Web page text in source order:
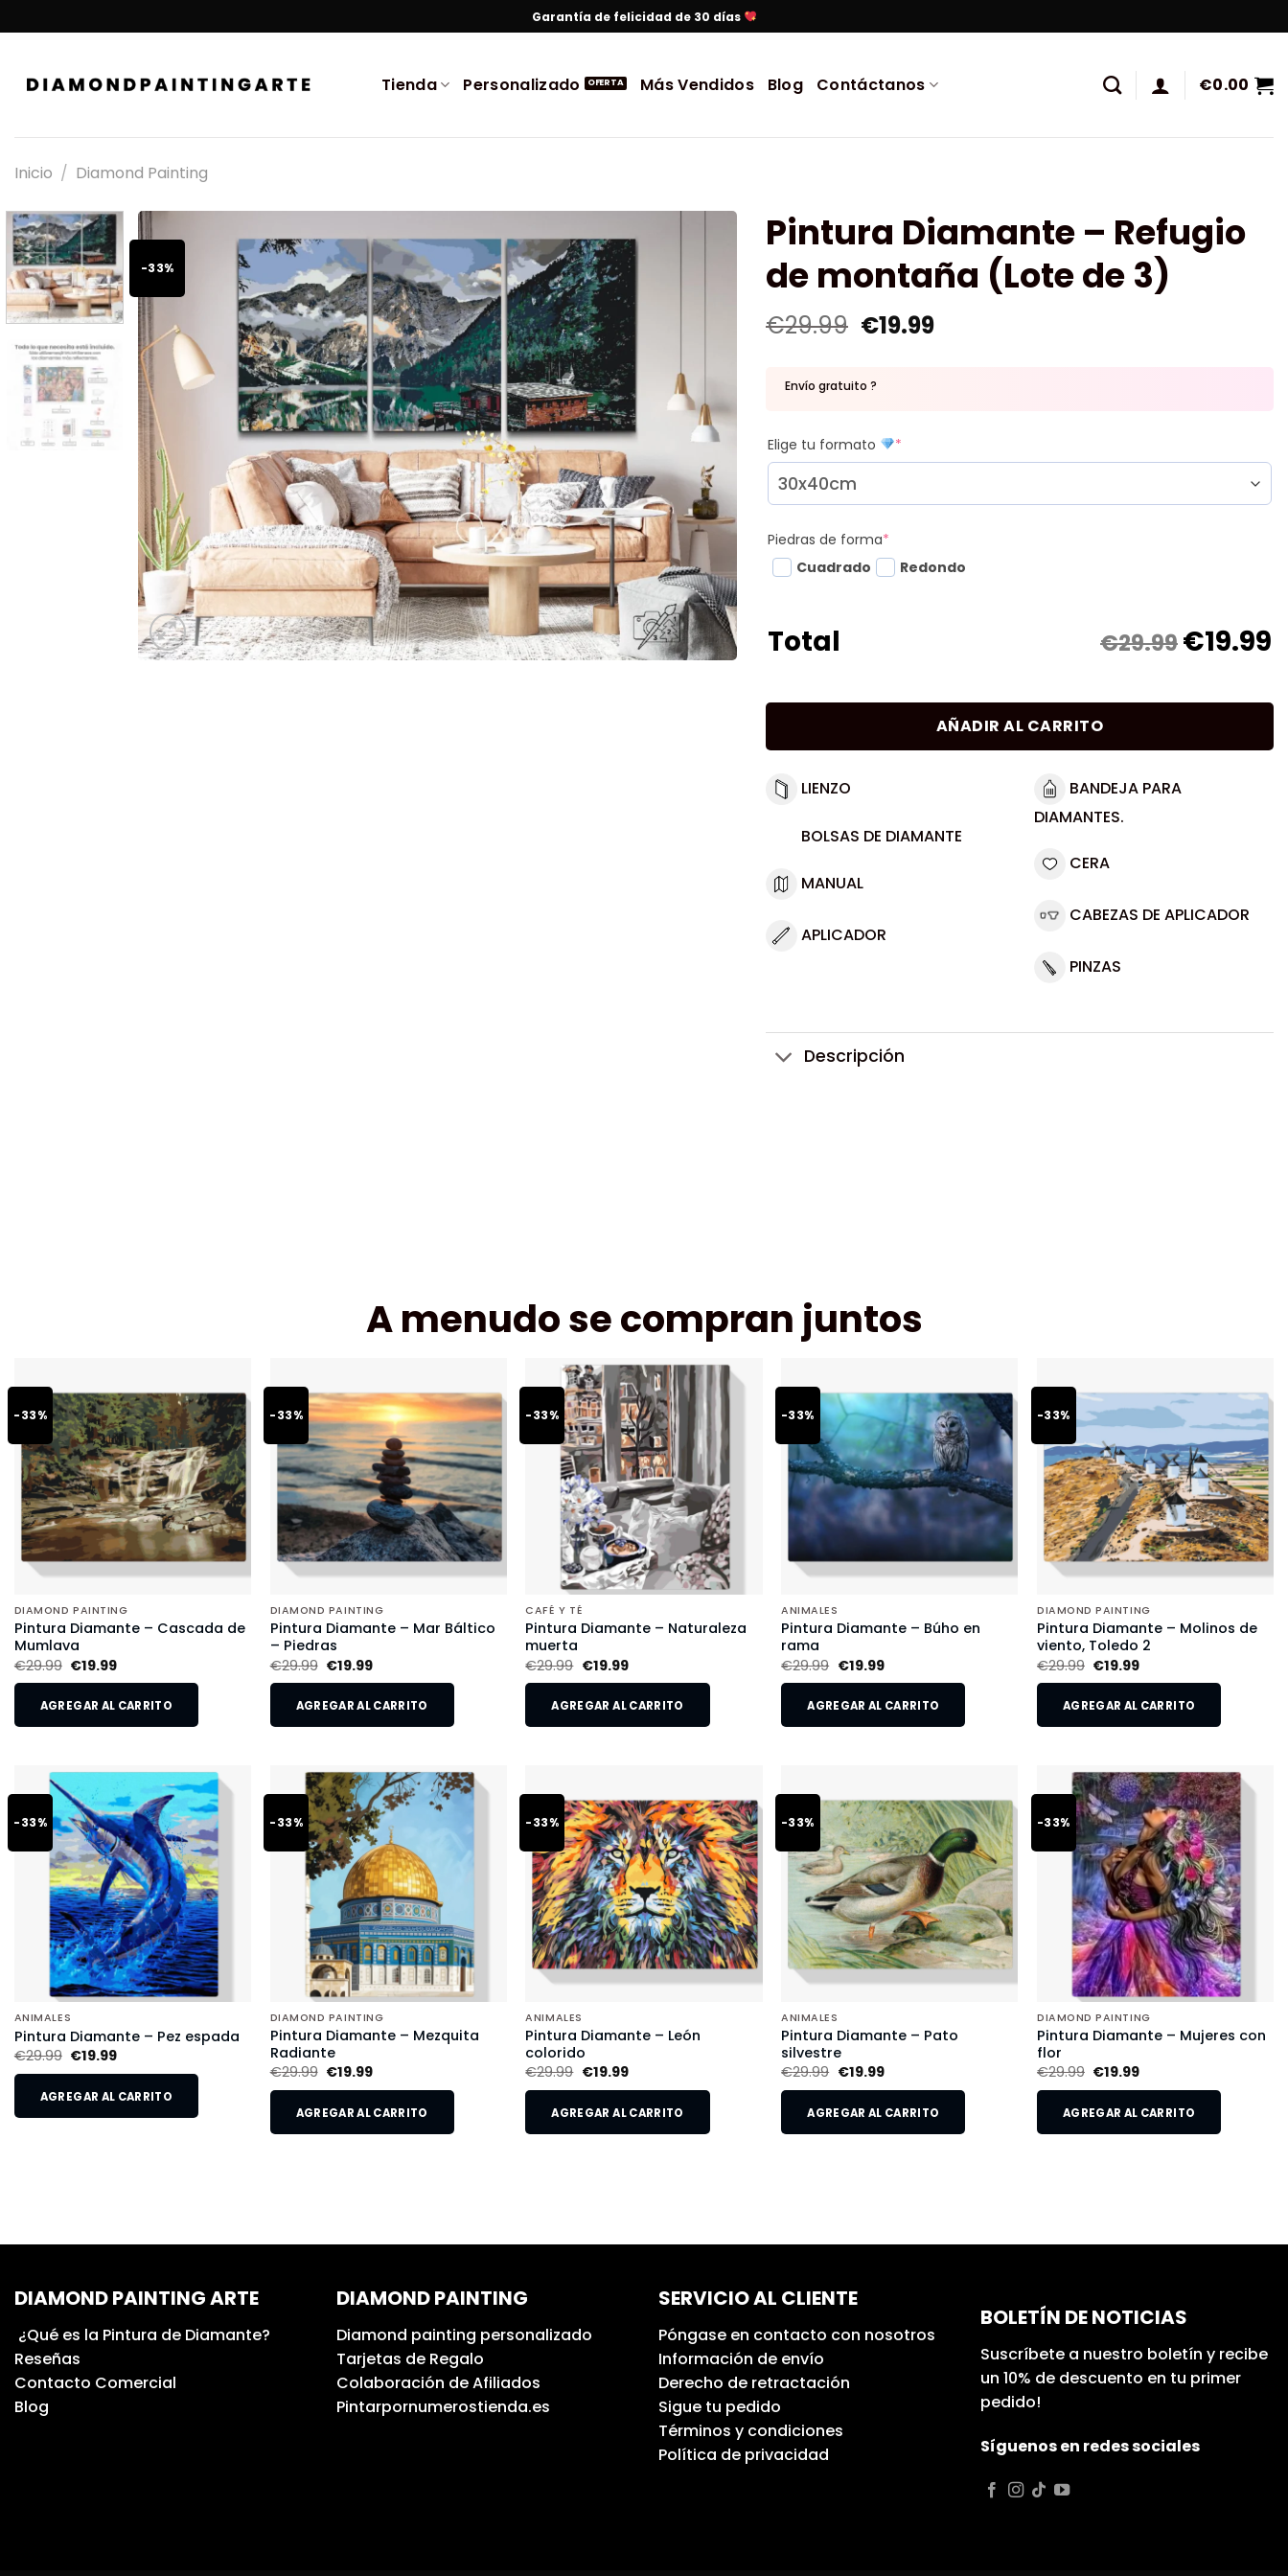
Garantía de felicidad de 30 días
Tienda Personalizado Más Vendidos Blog Contáctanos €0.00
Inicio / Diamond Painting
-33%
Pintura Diamante – Refugio
de montaña (Lote de 3)
€29.99 €19.99
Envío gratuito ?
Elige tu formato *
Piedras de forma*
Cuadrado
Redondo
Total €29.99€19.99
AÑADIR AL CARRITO
LIENZO
BOLSAS DE DIAMANTE
MANUAL
APLICADOR
BANDEJA PARA
DIAMANTES.
CERA
CABEZAS DE APLICADOR
PINZAS
Descripción
A menudo se compran juntos
-33%
DIAMOND PAINTING
Pintura Diamante – Cascada de
Mumlava
€29.99 €19.99
AGREGAR AL CARRITO
-33%
DIAMOND PAINTING
Pintura Diamante – Mar Báltico
– Piedras
€29.99 €19.99
AGREGAR AL CARRITO
-33%
CAFÉ Y TÉ
Pintura Diamante – Naturaleza
muerta
€29.99 €19.99
AGREGAR AL CARRITO
-33%
ANIMALES
Pintura Diamante – Búho en
rama
€29.99 €19.99
AGREGAR AL CARRITO
-33%
DIAMOND PAINTING
Pintura Diamante – Molinos de
viento, Toledo 2
€29.99 €19.99
AGREGAR AL CARRITO
-33%
ANIMALES
Pintura Diamante – Pez espada
€29.99 €19.99
AGREGAR AL CARRITO
-33%
DIAMOND PAINTING
Pintura Diamante – Mezquita
Radiante
€29.99 €19.99
AGREGAR AL CARRITO
-33%
ANIMALES
Pintura Diamante – León
colorido
€29.99 €19.99
AGREGAR AL CARRITO
-33%
ANIMALES
Pintura Diamante – Pato
silvestre
€29.99 €19.99
AGREGAR AL CARRITO
-33%
DIAMOND PAINTING
Pintura Diamante – Mujeres con
flor
€29.99 €19.99
AGREGAR AL CARRITO
DIAMOND PAINTING ARTE
¿Qué es la Pintura de Diamante?
Reseñas
Contacto Comercial
Blog
DIAMOND PAINTING
Diamond painting personalizado
Tarjetas de Regalo
Colaboración de Afiliados
Pintarpornumerostienda.es
SERVICIO AL CLIENTE
Póngase en contacto con nosotros
Información de envío
Derecho de retractación
Sigue tu pedido
Términos y condiciones
Política de privacidad
BOLETÍN DE NOTICIAS
Suscríbete a nuestro boletín y recibe
un 10% de descuento en tu primer
pedido!
Síguenos en redes sociales